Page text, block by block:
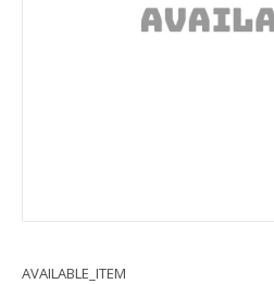
AVAILABLE_ITEM